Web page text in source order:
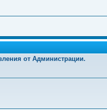
от Администрации.